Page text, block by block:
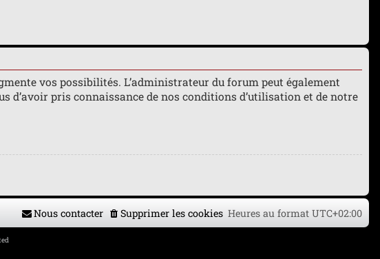
vos possibilités. L’administrateur du forum peut également
d’avoir pris connaissance de nos conditions d’utilisation et de notre
Heures au format UTC+02:00
Supprimer les cookies
Nous contacter